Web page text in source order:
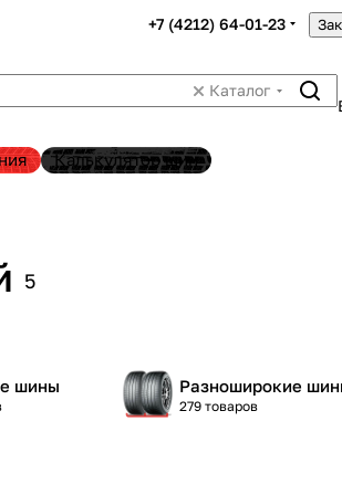
+7 (4212) 64-01-23
Каталог
Калькулятор шин
5
шины Разноширокие
279 товаров